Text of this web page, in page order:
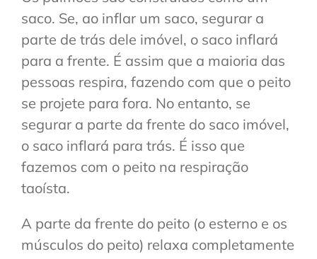
saco. Se, ao inflar um saco, segurar a
parte de trás dele imóvel, o saco inflará
para a frente. É assim que a maioria das
pessoas respira, fazendo com que o peito
se projete para fora. No entanto, se
segurar a parte da frente do saco imóvel,
o saco inflará para trás. É isso que
fazemos com o peito na respiração
taoísta.
A parte da frente do peito (o esterno e os
músculos do peito) relaxa completamente